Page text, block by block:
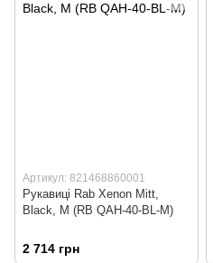
Артикул: 821468860001
Рукавиці Rab Xenon Mitt,
Black, M (RB QAH-40-BL-M)
2 714 грн